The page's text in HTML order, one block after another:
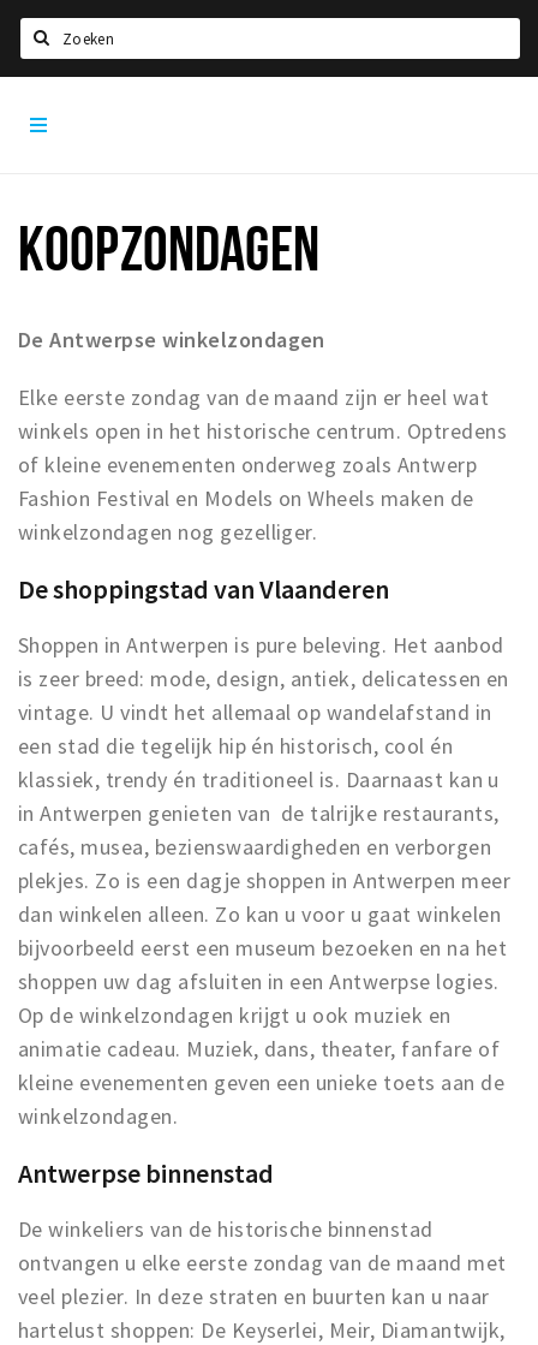
Home
Party pics
Eten
Drinken
Slapen
Recreatief
Winkels
Parkeren
Bezienswaardigheden
Musea, theaters & podia
Uitjes & activiteiten
Toeristische routes
Natuurgebieden
Baroniepoorten
Sport
Andere City Apps
Inloggen
KOOPZONDAGEN
De Antwerpse winkelzondagen
Elke eerste zondag van de maand zijn er heel wat
winkels open in het historische centrum. Optredens
of kleine evenementen onderweg zoals Antwerp
Fashion Festival en Models on Wheels maken de
winkelzondagen nog gezelliger.
De shoppingstad van Vlaanderen
Shoppen in Antwerpen is pure beleving. Het aanbod
is zeer breed: mode, design, antiek, delicatessen en
vintage. U vindt het allemaal op wandelafstand in
een stad die tegelijk hip én historisch, cool én
klassiek, trendy én traditioneel is. Daarnaast kan u
in Antwerpen genieten van de talrijke restaurants,
cafés, musea, bezienswaardigheden en verborgen
plekjes. Zo is een dagje shoppen in Antwerpen meer
dan winkelen alleen. Zo kan u voor u gaat winkelen
bijvoorbeeld eerst een museum bezoeken en na het
shoppen uw dag afsluiten in een Antwerpse logies.
Op de winkelzondagen krijgt u ook muziek en
animatie cadeau. Muziek, dans, theater, fanfare of
kleine evenementen geven een unieke toets aan de
winkelzondagen.
Antwerpse binnenstad
De winkeliers van de historische binnenstad
ontvangen u elke eerste zondag van de maand met
veel plezier. In deze straten en buurten kan u naar
hartelust shoppen: De Keyserlei, Meir, Diamantwijk,